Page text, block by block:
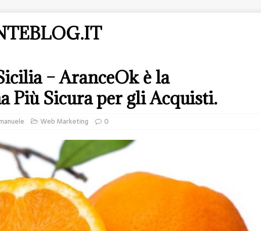
– AranceOk è la
Più Sicura per gli Acquisti.
Web Marketing 0